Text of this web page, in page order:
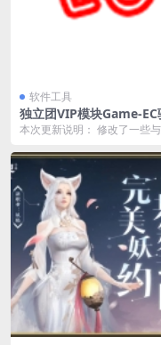
软件工具
独立团VIP模块Game-EC
辅助模块8.5.2[x64扩展]
本次更新说明： 修改了一些
学员使用多个不同...